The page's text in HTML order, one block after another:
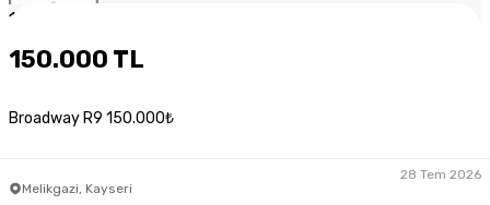
1
150.000 TL
Broadway R9 150.000₺
Melikgazi, Kayseri
28 Tem 2026